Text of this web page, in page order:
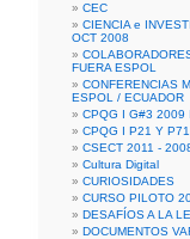
CEC
CIENCIA e
OCT 2008
FUERA ESPOL
CONFERENCIAS
ESPOL / ECUADOR
CPQG I G#3 2009 I
CPQG I P21 Y
CSECT 2011 -
Cultura Digital
CURIOSIDADES
CURSO PILOTO
DESAFÍOS A LA
DOCUMENTOS